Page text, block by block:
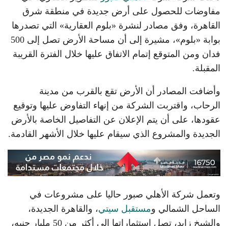
مفاوضات للحصول على أرض جديدة في منطقة شرق
القاهرة، وفق مصادر لنشرة «بلوم العقارية» التي تصدرها
بوابة «بلوم»، مشيرة إلى أن مساحة الأرض تصل إلى 500
فدان ومن المتوقع إتمام الاتفاق عليها خلال الفترة القريبة
المقبلة.
وأضافت المصادر أن الأرض تقع بالقرب من مدينة
الرحاب، واقتربت الشركة من إنهاء التفاوض عليها وتوقيع
عقودها، على أن يتم الإعلان عن التفاصيل الخاصة بالأرض
الجديدة والمشروع الذي سيقام عليها خلال الأشهر القادمة.
وتعمل شركة الأهلي صبور حاليا على مشروعات في
الساحل الشمالي ومستقبل سيتي، والقاهرة الجديدة،
والشيخ زايد، تصل استثماراتها إلى أكثر من 50 مليار جنيه،